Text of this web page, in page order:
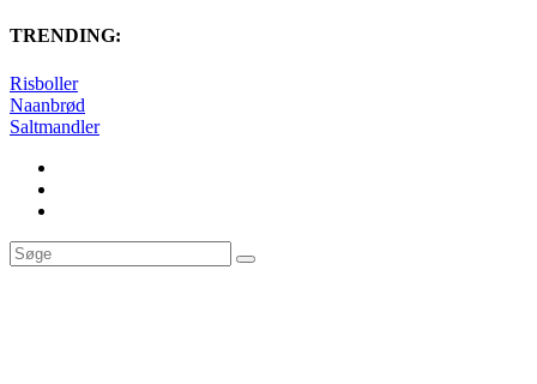
TRENDING:
Risboller
Naanbrød
Saltmandler